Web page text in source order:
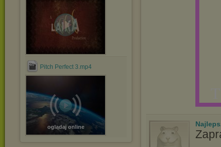
Pitch Perfect 3.mp4
oglądaj online